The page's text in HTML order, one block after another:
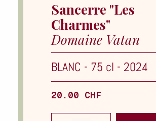
Sancerre "Les
Charmes"
Domaine Vatan
BLANC - 75 cl - 2024
20.00 CHF